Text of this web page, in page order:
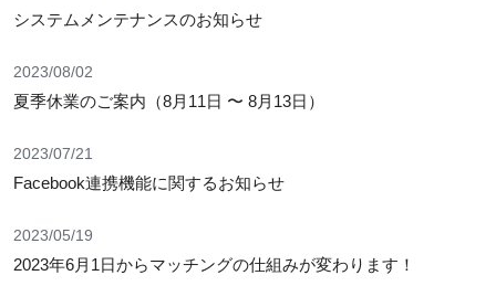
システムメンテナンスのお知らせ
2023/08/02
夏季休業のご案内（8月11日 〜 8月13日）
2023/07/21
Facebook連携機能に関するお知らせ
2023/05/19
2023年6月1日からマッチングの仕組みが変わります！